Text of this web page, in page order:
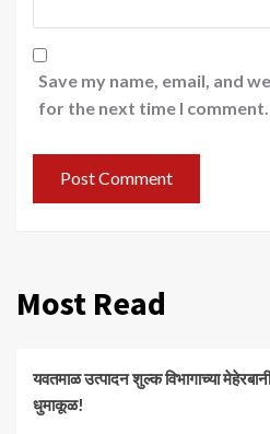
Save my name, email, and
for the next time I comment.
Most Read
यवतमाळ उत्पादन शुल्क विभागाच्या
धुमाकूळ!